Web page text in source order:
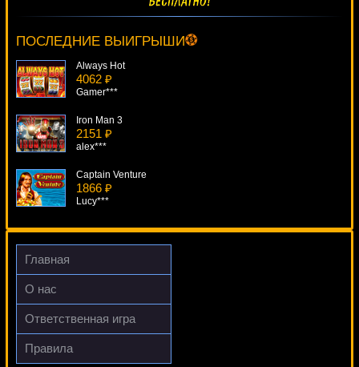
ПОСЛЕДНИЕ ВЫИГРЫШИ
kat***
Always Hot
4062 ₽
Gamer***
Iron Man 3
2151 ₽
alex***
Captain Venture
1866 ₽
Lucy***
Craps
2073 ₽
verkhovod***
Главная
О нас
Ответственная игра
Правила
Glow